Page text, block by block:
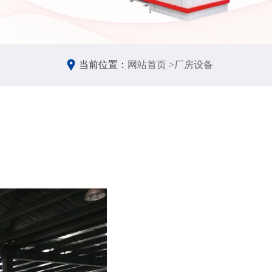
当前位置： 网站首页 >厂房设备